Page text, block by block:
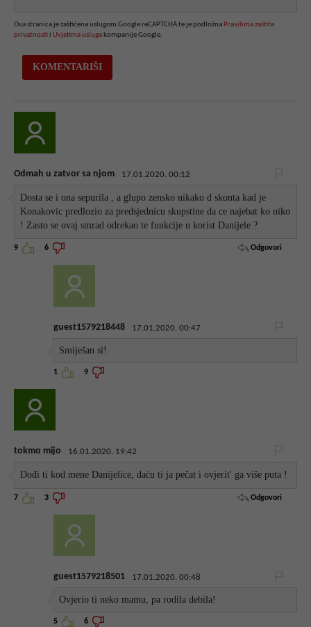
Ova stranica je zaštićena uslugom Google reCAPTCHA te je podložna Pravilima zaštite
privatnosti i Uvjetima usluge kompanije Google.
Odmah u zatvor sa njom 17.01.2020. 00:12
Dosta se i ona sepurila , a glupo zensko nikako d skonta kad je
Konakovic predlozio za predsjednicu skupstine da ce najebat ko niko
! Zasto se ovaj smrad odrekao te funkcije u korist Danijele ?
9 6 Odgovori
guest1579218448 17.01.2020. 00:47
Smiješan si!
1 9
tokmo mijo 16.01.2020. 19:42
Dođi ti kod mene Danijelice, daću ti ja pečat i ovjerit' ga više puta !
7 3 Odgovori
guest1579218501 17.01.2020. 00:48
Ovjerio ti neko mamu, pa rodila debila!
5 6